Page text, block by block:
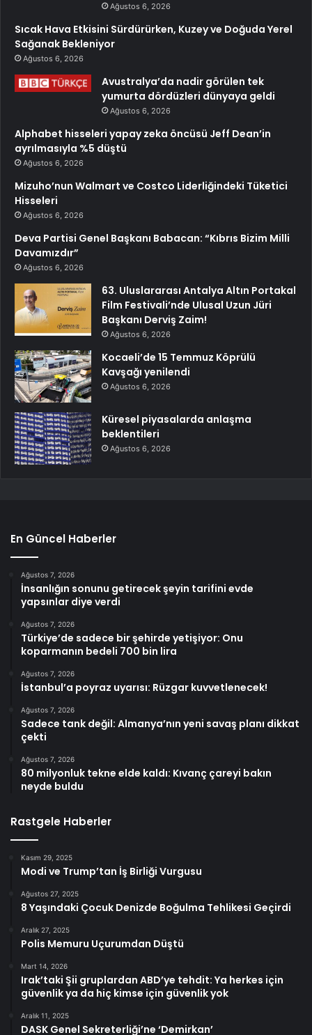
Ağustos 6, 2026
Sıcak Hava Etkisini Sürdürürken, Kuzey ve Doğuda Yerel
Sağanak Bekleniyor
Ağustos 6, 2026
Avustralya’da nadir görülen tek
yumurta dördüzleri dünyaya geldi
Ağustos 6, 2026
Alphabet hisseleri yapay zeka öncüsü Jeff Dean’in
ayrılmasıyla %5 düştü
Ağustos 6, 2026
Mizuho’nun Walmart ve Costco Liderliğindeki Tüketici
Hisseleri
Ağustos 6, 2026
Deva Partisi Genel Başkanı Babacan: “Kıbrıs Bizim Milli
Davamızdır”
Ağustos 6, 2026
63. Uluslararası Antalya Altın Portakal
Film Festivali’nde Ulusal Uzun Jüri
Başkanı Derviş Zaim!
Ağustos 6, 2026
Kocaeli’de 15 Temmuz Köprülü
Kavşağı yenilendi
Ağustos 6, 2026
Küresel piyasalarda anlaşma
beklentileri
Ağustos 6, 2026
En Güncel Haberler
Ağustos 7, 2026
İnsanlığın sonunu getirecek şeyin tarifini evde
yapsınlar diye verdi
Ağustos 7, 2026
Türkiye’de sadece bir şehirde yetişiyor: Onu
koparmanın bedeli 700 bin lira
Ağustos 7, 2026
İstanbul’a poyraz uyarısı: Rüzgar kuvvetlenecek!
Ağustos 7, 2026
Sadece tank değil: Almanya’nın yeni savaş planı dikkat
çekti
Ağustos 7, 2026
80 milyonluk tekne elde kaldı: Kıvanç çareyi bakın
neyde buldu
Rastgele Haberler
Kasım 29, 2025
Modi ve Trump’tan İş Birliği Vurgusu
Ağustos 27, 2025
8 Yaşındaki Çocuk Denizde Boğulma Tehlikesi Geçirdi
Aralık 27, 2025
Polis Memuru Uçurumdan Düştü
Mart 14, 2026
Irak’taki Şii gruplardan ABD’ye tehdit: Ya herkes için
güvenlik ya da hiç kimse için güvenlik yok
Aralık 11, 2025
DASK Genel Sekreterliği’ne ‘Demirkan’